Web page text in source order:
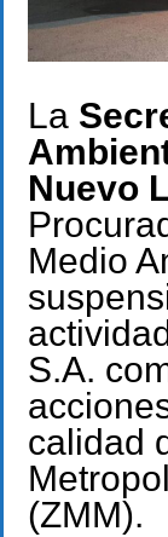
La
Nuevo
Medio
S.A.
calidad
(ZMM).